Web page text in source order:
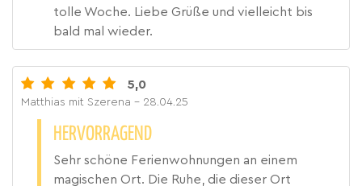
tolle Woche. Liebe Grüße und vielleicht bis
bald mal wieder.
5,0
Matthias mit Szerena - 28.04.25
HERVORRAGEND
Sehr schöne Ferienwohnungen an einem
magischen Ort. Die Ruhe, die dieser Ort